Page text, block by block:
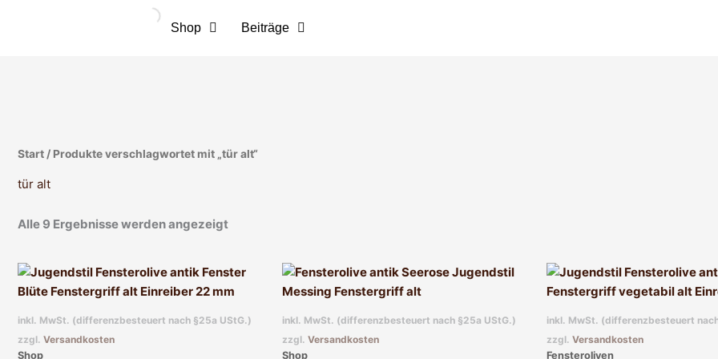
Shop Beiträge
Start / Produkte verschlagwortet mit „tür alt“
tür alt
Alle 9 Ergebnisse werden angezeigt
inkl. MwSt. (differenzbesteuert nach §25a UStG.)
zzgl. Versandkosten
Shop
inkl. MwSt. (differenzbesteuert nach §25a UStG.)
zzgl. Versandkosten
Shop
inkl. MwSt. (differenzbesteuert
zzgl. Versandkosten
Fensteroliven